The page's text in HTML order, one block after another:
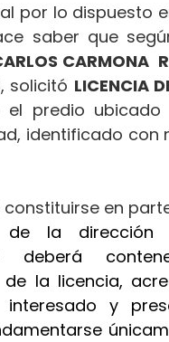
por lo dispuesto
saber que
CARMONA
solicitó LICENCIA
el predio ubicado
identificado
en
la licencia,
y